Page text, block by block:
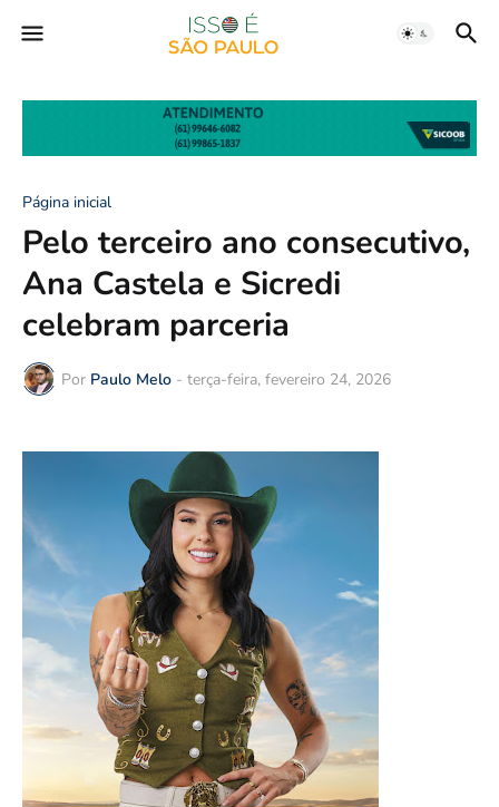
Página inicial
Pelo terceiro ano consecutivo,
Ana Castela e Sicredi
celebram parceria
Por Paulo Melo - terça-feira, fevereiro 24, 2026